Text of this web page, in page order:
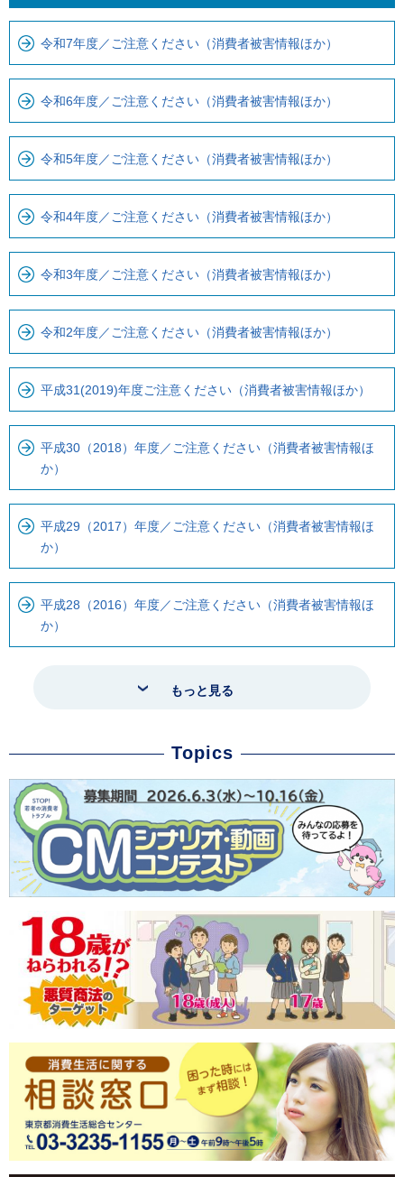
ま
で
で
ロ
ー
カ
ビ
で
す
令和7年度／ご注意ください（消費者被害情報ほか）
令和6年度／ご注意ください（消費者被害情報ほか）
令和5年度／ご注意ください（消費者被害情報ほか）
令和4年度／ご注意ください（消費者被害情報ほか）
令和3年度／ご注意ください（消費者被害情報ほか）
令和2年度／ご注意ください（消費者被害情報ほか）
平成31(2019)年度ご注意ください（消費者被害情報ほか）
平成30（2018）年度／ご注意ください（消費者被害情報ほ
か）
平成29（2017）年度／ご注意ください（消費者被害情報ほ
か）
平成28（2016）年度／ご注意ください（消費者被害情報ほ
か）
もっと見る
Topics